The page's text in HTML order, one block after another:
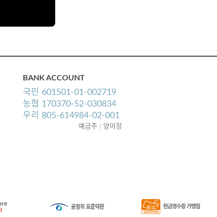
BANK ACCOUNT
국민 601501-01-002719
농협 170370-52-030834
우리 805-614984-02-001
예금주 : 양미정